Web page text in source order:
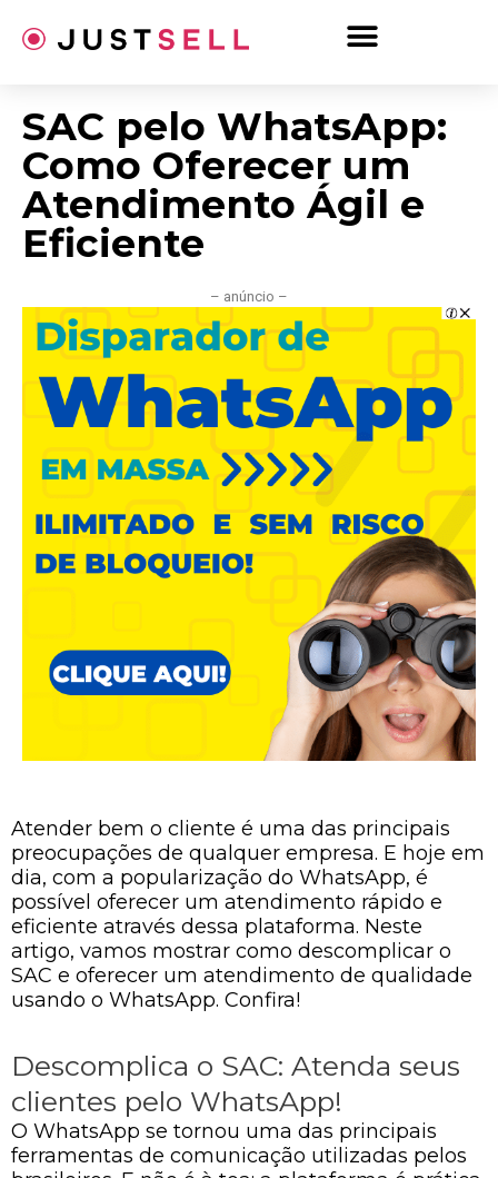
para
SAC pelo WhatsApp:
Como Oferecer um
Atendimento Ágil e
Eficiente
– anúncio –
Atender bem o cliente é uma das principais
preocupações de qualquer empresa. E hoje em
dia, com a popularização do WhatsApp, é
possível oferecer um atendimento rápido e
eficiente através dessa plataforma. Neste
artigo, vamos mostrar como descomplicar o
SAC e oferecer um atendimento de qualidade
usando o WhatsApp. Confira!
Descomplica o SAC: Atenda seus
clientes pelo WhatsApp!
O WhatsApp se tornou uma das principais
ferramentas de comunicação utilizadas pelos